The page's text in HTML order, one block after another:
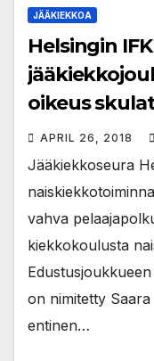
JÄÄKIEKKOA
Helsingin
oikeus
APRIL 26, 2018
Jääkiekkoseura
vahva
kiekkokoulusta
on nimitetty
entinen…